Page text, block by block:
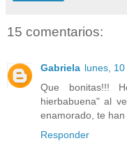
15 comentarios:
Gabriela lunes,
Que bonitas!!!
hierbabuena" al
enamorado, te
Responder